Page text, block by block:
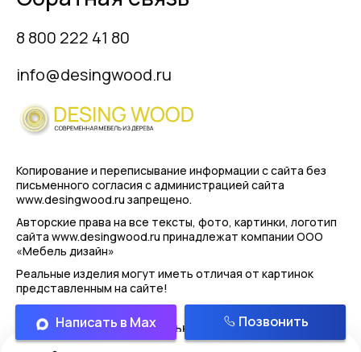
8 800 222 41 80
info@desingwood.ru
Копирование и переписывание информации с сайта без
письменного согласия с администрацией сайта
www.desingwood.ru запрещено.
Авторские права на все тексты, фото, картинки, логотип
сайта www.desingwood.ru принадлежат компании ООО
«Мебель дизайн»
Реальные изделия могут иметь отличая от картинок
представленным на сайте!
Политика конфиденциальности
Написать в Max Позвонить